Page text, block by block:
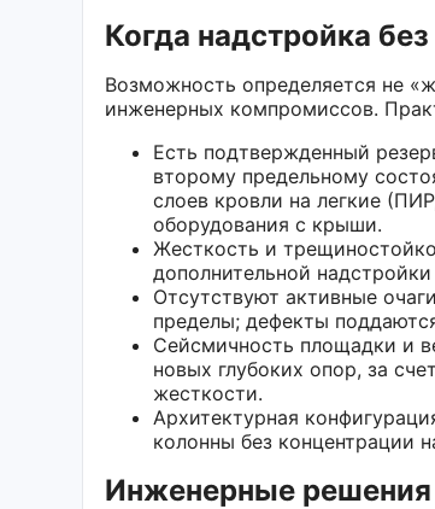
Когда надстройка
Возможность определяется не
инженерных компромиссов.
Есть подтвержденный
второму предельному
слоев кровли на легкие
оборудования с крыши.
Жесткость и
дополнительной
Отсутствуют активные
пределы; дефекты
Сейсмичность площадки и
новых глубоких опор, за
жесткости.
Архитектурная
колонны без концентрации
Инженерные решения